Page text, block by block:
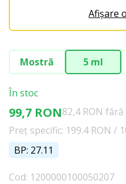
Afișare
Mostră 5 ml
În stoc
99,7 RON82,4 RON fără
Preț specific: 199.4 RON /
BP: 27.11
Cod: 1200000100050207